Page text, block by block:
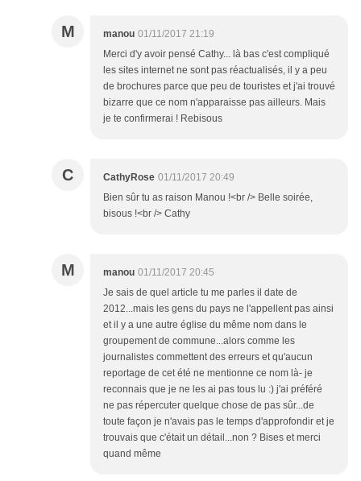
M manou 01/11/2017 21:19
Merci d'y avoir pensé Cathy... là bas c'est compliqué
les sites internet ne sont pas réactualisés, il y a peu
de brochures parce que peu de touristes et j'ai trouvé
bizarre que ce nom n'apparaisse pas ailleurs. Mais
je te confirmerai ! Rebisous
C CathyRose 01/11/2017 20:49
Bien sûr tu as raison Manou !<br /> Belle soirée,
bisous !<br /> Cathy
M manou 01/11/2017 20:45
Je sais de quel article tu me parles il date de
2012...mais les gens du pays ne l'appellent pas ainsi
et il y a une autre église du même nom dans le
groupement de commune...alors comme les
journalistes commettent des erreurs et qu'aucun
reportage de cet été ne mentionne ce nom là- je
reconnais que je ne les ai pas tous lu :) j'ai préféré
ne pas répercuter quelque chose de pas sûr...de
toute façon je n'avais pas le temps d'approfondir et je
trouvais que c'était un détail...non ? Bises et merci
quand même